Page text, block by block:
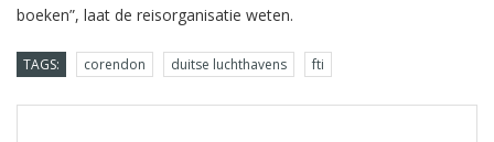
boeken”, laat de reisorganisatie weten.
TAGS: corendon duitse luchthavens fti